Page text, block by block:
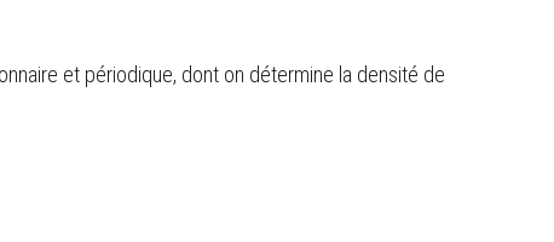
et périodique, dont on détermine la densité de